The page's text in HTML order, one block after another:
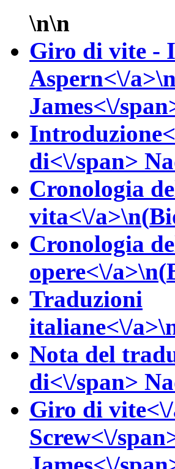
\n\n
Giro di vite -
Aspern<\/
James<\/
di<\/span>
Cronologia
vita<\/a>\n(
Cronologia
opere<\/a>\n(
Traduzioni
italiane<\/
Nota del
di<\/span>
Giro di
Screw<\/